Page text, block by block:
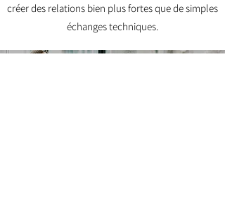
créer des relations bien plus fortes que de simples
échanges techniques.